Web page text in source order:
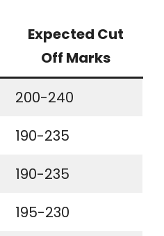
Expected Cut
Off Marks
200-240
190-235
190-235
195-230